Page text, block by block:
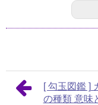
[ 勾玉図鑑 ]
の種類 意味